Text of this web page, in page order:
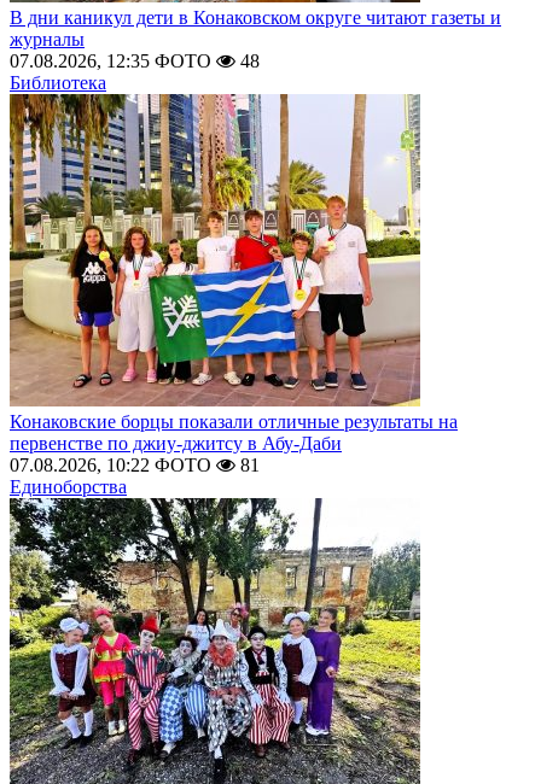
В дни каникул дети в Конаковском округе читают газеты и
журналы
07.08.2026, 12:35 ФОТО
48
Библиотека
Конаковские борцы показали отличные результаты на
первенстве по джиу-джитсу в Абу-Даби
07.08.2026, 10:22 ФОТО
81
Единоборства